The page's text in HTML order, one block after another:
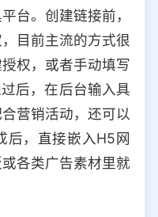
台。创建链接前，
目前主流的方式很
权，或者手动填写
后，在后台输入具
营销活动，还可以
后，直接嵌入H5网
各类广告素材里就